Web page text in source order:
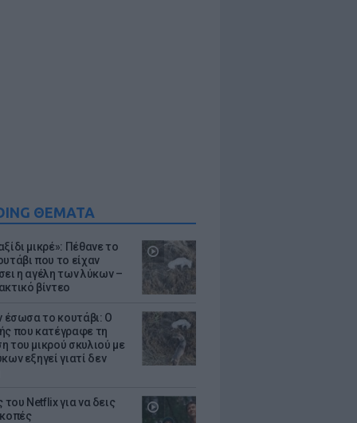
ΘΕΜΑΤΑ
μικρέ»: Πέθανε το
που το είχαν
η αγέλη των λύκων –
βίντεο
έσωσα το κουτάβι: Ο
που κατέγραφε τη
του μικρού σκυλιού με
εξηγεί γιατί δεν
του Netflix για να δεις